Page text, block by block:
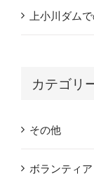
上小川ダム
カテゴリ
その他
ボランティア